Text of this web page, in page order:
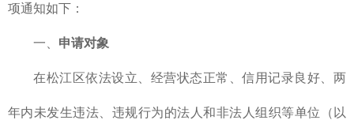
项通知如下：
一、 申请对象
在松江区依法设立、经营状态正常、信用记录良好、两
年内未发生违法、违规行为的法人和非法人组织等单位（以